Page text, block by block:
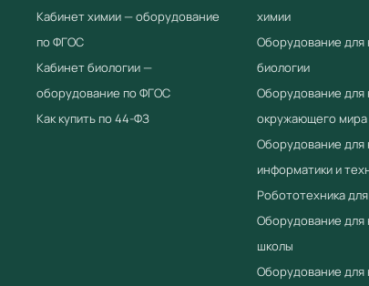
Кабинет химии — оборудование
по ФГОС
Кабинет биологии —
оборудование по ФГОС
Как купить по 44-ФЗ
химии
Оборудование для
биологии
Оборудование для
окружающего мира
Оборудование для
информатики и
Робототехника
Оборудование для
школы
Оборудование для